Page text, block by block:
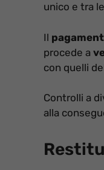
unico e tra
Il
procede a
con quelli
Controlli a
alla